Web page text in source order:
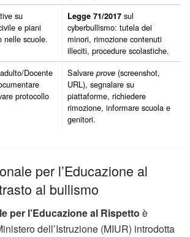
su
e piani
nelle scuole.
Legge 71/2017 sul
cyberbullismo: tutela dei
minori, rimozione contenuti
illeciti, procedure scolastiche.
Docente
protocollo
Salvare prove (screenshot,
URL), segnalare su
piattaforme, richiedere
rimozione, informare scuola e
genitori.
per l’Educazione al
al bullismo
per l’Educazione al Rispetto è
dell’Istruzione (MIUR) introdotta